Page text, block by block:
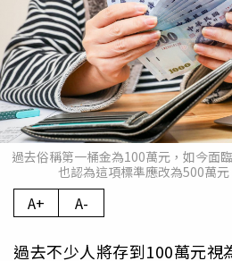
過去俗稱第一桶金為100萬元，如今面
也認為這項標準應改為500萬元
A+ A-
過去不少人將存到100萬元視